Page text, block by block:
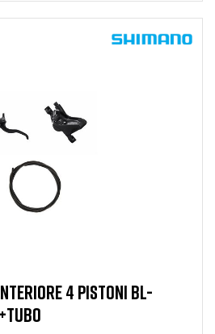
4 PISTONI BL-